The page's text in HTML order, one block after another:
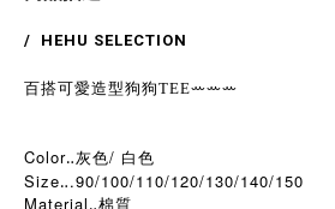
/ HEHU SELECTION
百搭可愛造型狗狗TEEꕀꕀꕀ
Color‥灰色/ 白色
Size‥.90/100/110/120/130/140/150
Material‥棉質